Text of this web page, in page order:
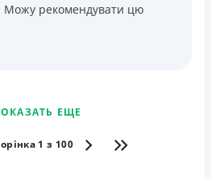
Можу рекомендувати цю
ЕЩЕ
1 з 100